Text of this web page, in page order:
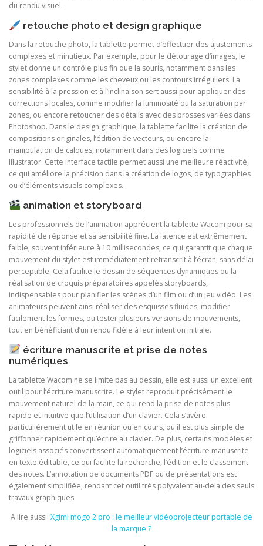
du rendu visuel.
retouche photo et design graphique
Dans la retouche photo, la tablette permet d’effectuer des ajustements
complexes et minutieux. Par exemple, pour le détourage d’images, le
stylet donne un contrôle plus fin que la souris, notamment dans les
zones complexes comme les cheveux ou les contours irréguliers. La
sensibilité à la pression et à l’inclinaison sert aussi pour appliquer des
corrections locales, comme modifier la luminosité ou la saturation par
zones, ou encore retoucher des détails avec des brosses variées dans
Photoshop. Dans le design graphique, la tablette facilite la création de
compositions originales, l’édition de vecteurs, ou encore la
manipulation de calques, notamment dans des logiciels comme
Illustrator. Cette interface tactile permet aussi une meilleure réactivité,
ce qui améliore la précision dans la création de logos, de typographies
ou d’éléments visuels complexes.
animation et storyboard
Les professionnels de l’animation apprécient la tablette Wacom pour sa
rapidité de réponse et sa sensibilité fine. La latence est extrêmement
faible, souvent inférieure à 10 millisecondes, ce qui garantit que chaque
mouvement du stylet est immédiatement retranscrit à l’écran, sans délai
perceptible. Cela facilite le dessin de séquences dynamiques ou la
réalisation de croquis préparatoires appelés storyboards,
indispensables pour planifier les scènes d’un film ou d’un jeu vidéo. Les
animateurs peuvent ainsi réaliser des esquisses fluides, modifier
facilement les formes, ou tester plusieurs versions de mouvements,
tout en bénéficiant d’un rendu fidèle à leur intention initiale.
écriture manuscrite et prise de notes
numériques
La tablette Wacom ne se limite pas au dessin, elle est aussi un excellent
outil pour l’écriture manuscrite. Le stylet reproduit précisément le
mouvement naturel de la main, ce qui rend la prise de notes plus
rapide et intuitive que l’utilisation d’un clavier. Cela s’avère
particulièrement utile en réunion ou en cours, où il est plus simple de
griffonner rapidement qu’écrire au clavier. De plus, certains modèles et
logiciels associés convertissent automatiquement l’écriture manuscrite
en texte éditable, ce qui facilite la recherche, l’édition et le classement
des notes. L’annotation de documents PDF ou de présentations est
également simplifiée, rendant cet outil très polyvalent au-delà des seuls
travaux graphiques.
A lire aussi: Xgimi mogo 2 pro : le meilleur vidéoprojecteur portable de
la marque ?